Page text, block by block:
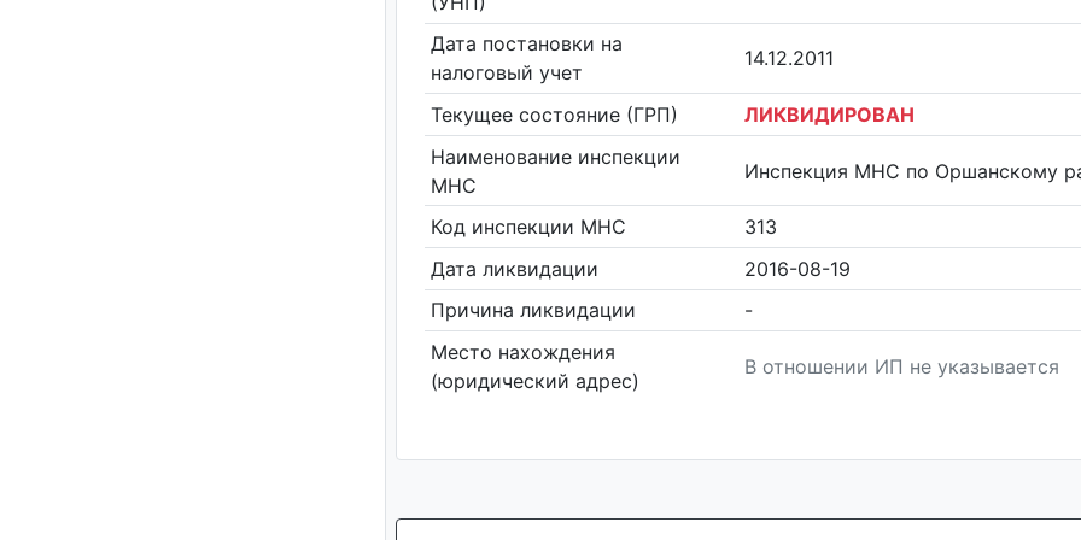
Дата постановки на
налоговый учет
14.12.2011
Текущее состояние (ГРП)
ЛИКВИДИРОВАН
Наименование инспекции
МНС
Инспекция МНС по Оршанскому
Код инспекции МНС
313
Дата ликвидации
2016-08-19
Причина ликвидации
-
Место нахождения
(юридический адрес)
В отношении ИП не указывается